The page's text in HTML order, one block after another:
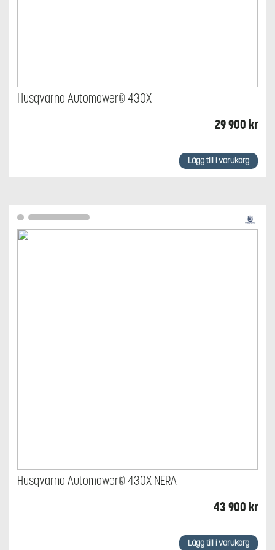
Husqvarna Automower® 430X
29 900 kr
Lägg till i varukorg
Husqvarna Automower® 430X NERA
43 900 kr
Lägg till i varukorg